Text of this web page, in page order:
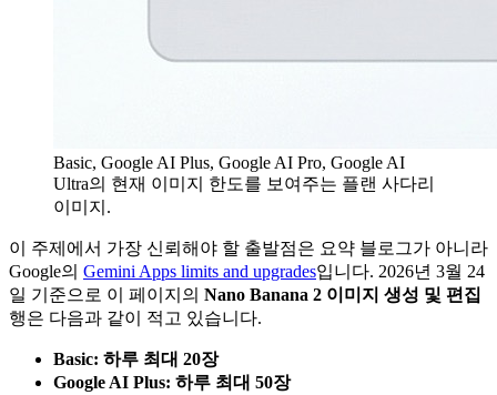
Basic, Google AI Plus, Google AI Pro, Google AI
Ultra의 현재 이미지 한도를 보여주는 플랜 사다리
이미지.
이 주제에서 가장 신뢰해야 할 출발점은 요약 블로그가 아니라
Google의 Gemini Apps limits and upgrades입니다. 2026년 3월 24
일 기준으로 이 페이지의 Nano Banana 2 이미지 생성 및 편집
행은 다음과 같이 적고 있습니다.
Basic: 하루 최대 20장
Google AI Plus: 하루 최대 50장